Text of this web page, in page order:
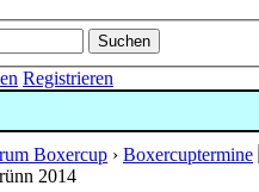
Registrieren
Boxercup › Boxercuptermine
2014